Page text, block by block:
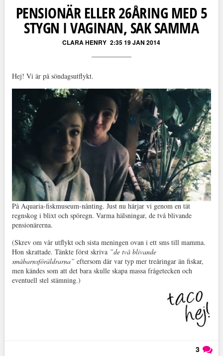
PENSIONÄR ELLER 26ÅRING MED 5
STYGN I VAGINAN, SAK SAMMA
CLARA HENRY 2:35 19 JAN 2014
Hej! Vi är på söndagsutflykt.
På Aquaria-fiskmuseum-nånting. Just nu härjar vi genom en tät
regnskog i blixt och spöregn. Varma hälsningar, de två blivande
pensionärerna.
(Skrev om vår utflykt och sista meningen ovan i ett sms till mamma.
Hon skrattade. Tänkte först skriva ”de två blivande
småbarnsföräldrarna” eftersom där var typ mer treåringar än fiskar,
men kändes som att det bara skulle skapa massa frågetecken och
eventuell stel stämning.)
3